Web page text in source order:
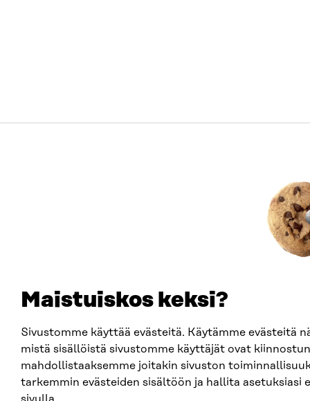
Maistuiskos keksi?
Sivustomme käyttää evästeitä. Käytämme evästeitä
mistä sisällöistä sivustomme käyttäjät ovat
mahdollistaaksemme joitakin sivuston
tarkemmin evästeiden sisältöön ja hallita asetuksiasi